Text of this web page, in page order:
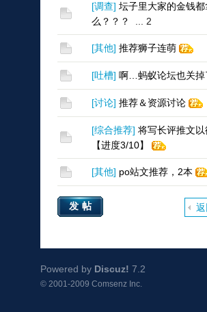
[调查] 坛子里大家的金钱
么？？？
2
[其他] 推荐狮子连萌
[吐槽] 啊…蚂蚁论坛也关
[讨论] 推荐＆资源讨论
[综合推荐] 将写长评推文
【进度3/10】
[其他] po站文推荐，2本
发帖
Powered by Discuz! 7.2
© 2001-2009 Comsenz Inc.